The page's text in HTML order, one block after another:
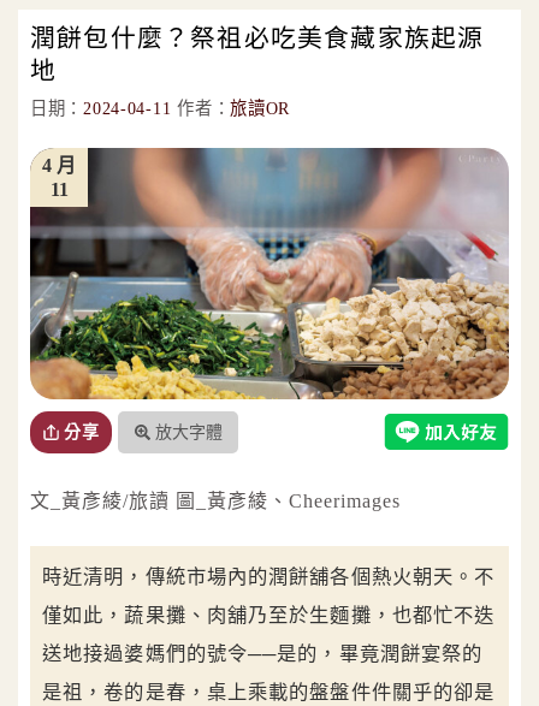
潤餅包什麼？祭祖必吃美食藏家族起源
地
日期： 2024-04-11 作者：旅讀OR
11
4 月
分享 放大字體
文_黃彥綾/旅讀 圖_黃彥綾、Cheerimages
時近清明，傳統市場內的潤餅舖各個熱火朝天。不
僅如此，蔬果攤、肉舖乃至於生麵攤，也都忙不迭
送地接過婆媽們的號令──是的，畢竟潤餅宴祭的
是祖，卷的是春，桌上乘載的盤盤件件關乎的卻是